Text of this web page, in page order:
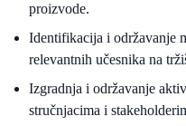
proizvode.
Identifikacija i održavanje
relevantnih učesnika na
Izgradnja i održavanje
stručnjacima i